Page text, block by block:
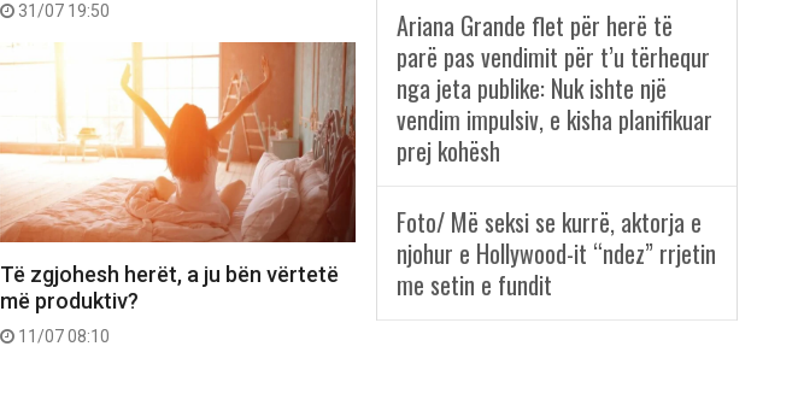
31/07 19:50
Të zgjohesh herët, a ju bën vërtetë
më produktiv?
11/07 08:10
Ariana Grande flet për herë të
parë pas vendimit për t’u tërhequr
nga jeta publike: Nuk ishte një
vendim impulsiv, e kisha planifikuar
prej kohësh
Foto/ Më seksi se kurrë, aktorja e
njohur e Hollywood-it “ndez” rrjetin
me setin e fundit